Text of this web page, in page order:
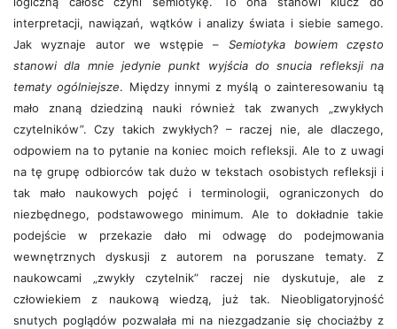
interpretacji, nawiązań, wątków i analizy świata i siebie samego.
Jak wyznaje autor we wstępie – Semiotyka bowiem często
stanowi dla mnie jedynie punkt wyjścia do snucia refleksji na
tematy ogólniejsze. Między innymi z myślą o zainteresowaniu tą
mało znaną dziedziną nauki również tak zwanych „zwykłych
czytelników”. Czy takich zwykłych? – raczej nie, ale dlaczego,
odpowiem na to pytanie na koniec moich refleksji. Ale to z uwagi
na tę grupę odbiorców tak dużo w tekstach osobistych refleksji i
tak mało naukowych pojęć i terminologii, ograniczonych do
niezbędnego, podstawowego minimum. Ale to dokładnie takie
podejście w przekazie dało mi odwagę do podejmowania
wewnętrznych dyskusji z autorem na poruszane tematy. Z
naukowcami „zwykły czytelnik” raczej nie dyskutuje, ale z
człowiekiem z naukową wiedzą, już tak. Nieobligatoryjność
snutych poglądów pozwalała mi na niezgadzanie się chociażby z